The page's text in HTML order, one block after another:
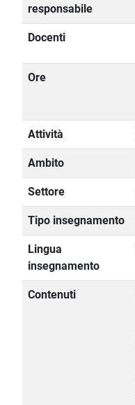
responsabile
Docenti
Ore
Attività
Ambito
Settore
Tipo insegnamento
Lingua
insegnamento
Contenuti